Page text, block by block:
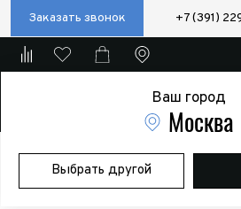
Заказать звонок +7 (391)
Ваш город
Москва
Выбрать другой
Главная Магазин
Дополнительное
Экспедиционные багажники и боксы
(платформа) 1350x2100 мм для TANK 300